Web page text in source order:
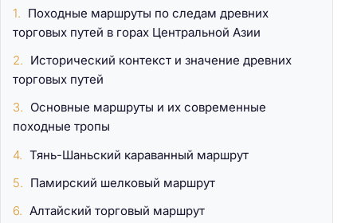
Походные маршруты по следам древних
торговых путей в горах Центральной Азии
Исторический контекст и значение древних
торговых путей
Основные маршруты и их современные
походные тропы
Тянь-Шаньский караванный маршрут
Памирский шелковый маршрут
Алтайский торговый маршрут